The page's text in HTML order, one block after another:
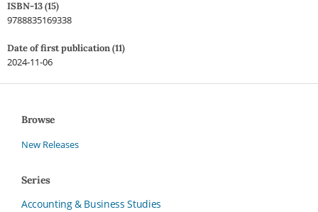
ISBN-13 (15)
9788835169338
Date of first publication (11)
2024-11-06
Browse
New Releases
Series
Accounting & Business Studies